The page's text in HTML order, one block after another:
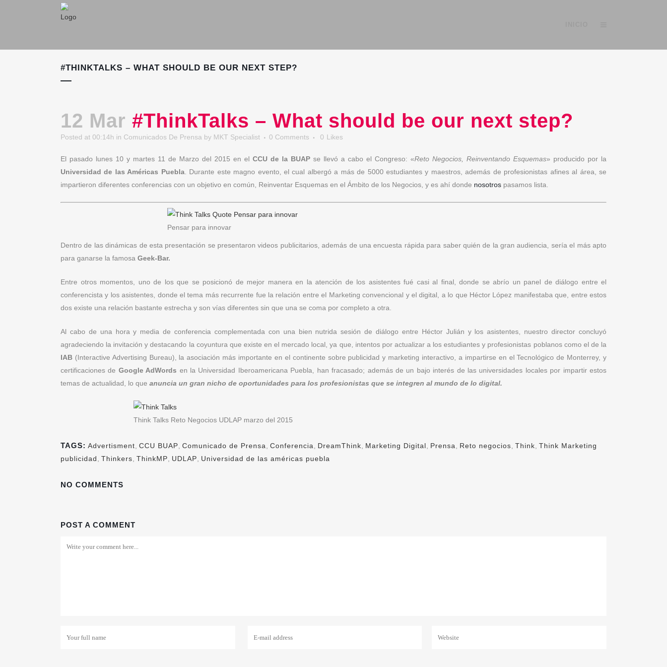
#THINKTALKS – WHAT SHOULD BE OUR NEXT STEP?
12 Mar #ThinkTalks – What should be our next step?
Posted at 00:14h in Comunicados De Prensa by MKT Specialist 0 Comments 0 Likes
El pasado lunes 10 y martes 11 de Marzo del 2015 en el CCU de la BUAP se llevó a cabo el Congreso: «Reto Negocios, Reinventando Esquemas» producido por la
Universidad de las Américas Puebla. Durante este magno evento, el cual albergó a más de 5000 estudiantes y maestros, además de profesionistas afines al área, se
impartieron diferentes conferencias con un objetivo en común, Reinventar Esquemas en el Ámbito de los Negocios, y es ahí donde nosotros pasamos lista.
Pensar para innovar
Dentro de las dinámicas de esta presentación se presentaron videos publicitarios, además de una encuesta rápida para saber quién de la gran audiencia, sería el más apto
para ganarse la famosa Geek-Bar.
Entre otros momentos, uno de los que se posicionó de mejor manera en la atención de los asistentes fué casi al final, donde se abrío un panel de diálogo entre el
conferencista y los asistentes, donde el tema más recurrente fue la relación entre el Marketing convencional y el digital, a lo que Héctor López manifestaba que, entre estos
dos existe una relación bastante estrecha y son vías diferentes sin que una se coma por completo a otra.
Al cabo de una hora y media de conferencia complementada con una bien nutrida sesión de diálogo entre Héctor Julián y los asistentes, nuestro director concluyó
agradeciendo la invitación y destacando la coyuntura que existe en el mercado local, ya que, intentos por actualizar a los estudiantes y profesionistas poblanos como el de la
IAB (Interactive Advertising Bureau), la asociación más importante en el continente sobre publicidad y marketing interactivo, a impartirse en el Tecnológico de Monterrey, y
certificaciones de Google AdWords en la Universidad Iberoamericana Puebla, han fracasado; además de un bajo interés de las universidades locales por impartir estos
temas de actualidad, lo que anuncia un gran nicho de oportunidades para los profesionistas que se integren al mundo de lo digital.
Think Talks Reto Negocios UDLAP marzo del 2015
TAGS: Advertisment CCU BUAP Comunicado de Prensa Conferencia DreamThink Marketing Digital Prensa Reto negocios Think Think Marketing
publicidad
Thinkers ThinkMP UDLAP Universidad de las américas puebla
NO COMMENTS
POST A COMMENT